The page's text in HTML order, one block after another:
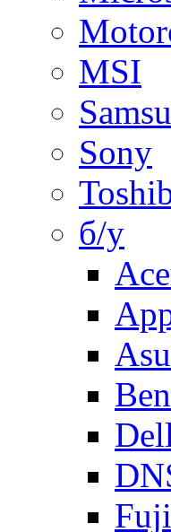
MSI
Sony
б/у
Dell